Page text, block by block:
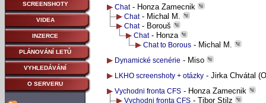
SCREENSHOTY
VIDEA
INZERCE
PLÁNOVÁNÍ LETŮ
VYHLEDÁVÁNÍ
O SERVERU
Chat- Honza Zamecnik
Chat- Michal M.
Chat- Borouš
Chat- Honza
Chat to Borous- Michal M.
Dynamické scenérie - Miso
LKHO screenshoty + otázky- Jirka Chvátal
Vychodni fronta CFS- Honza Zamecnik
Vychodni fronta CFS- Tibor Stilz